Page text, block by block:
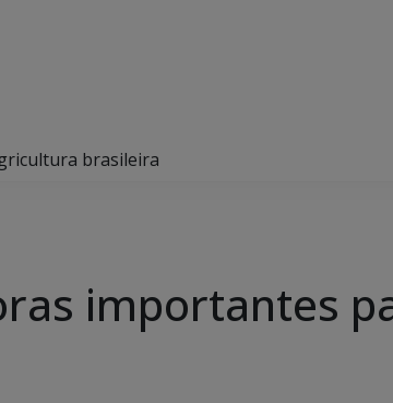
brasileira
importantes